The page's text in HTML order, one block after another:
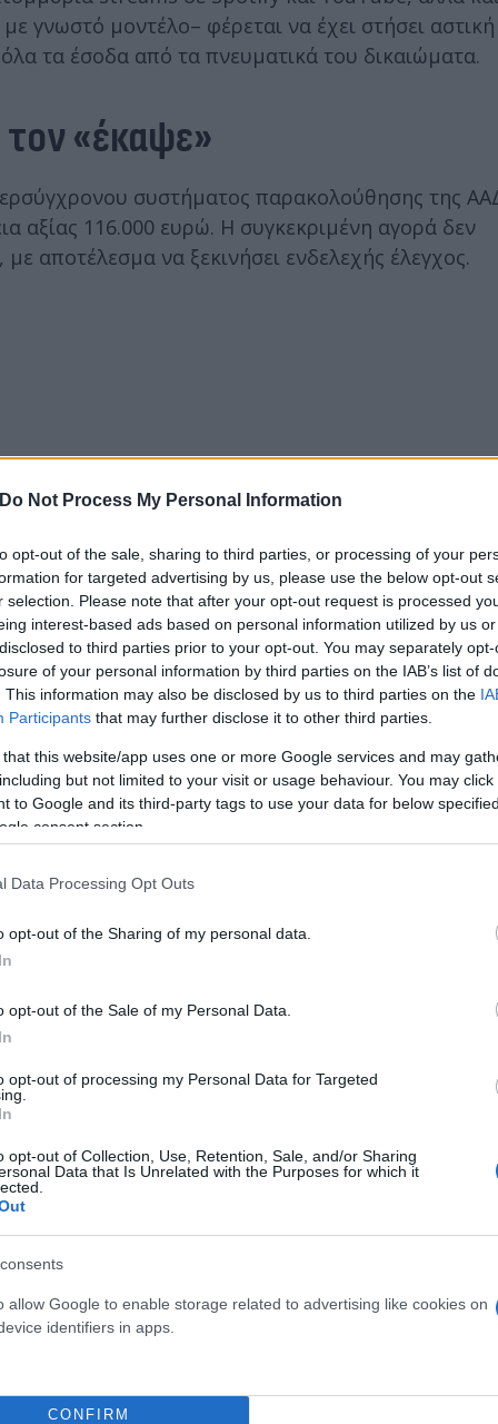
Do Not Process My Personal Information
opt-out of the sale, sharing to third parties, or processing of your
for targeted advertising by us, please use the below opt-out
selection. Please note that after your opt-out request is processed
interest-based ads based on personal information utilized by us
to third parties prior to your opt-out. You may separately
of your personal information by third parties on the IAB’s list of
This information may also be disclosed by us to third parties on the
Participants that may further disclose it to other third parties.
that this website/app uses one or more Google services and may
but not limited to your visit or usage behaviour. You may
to Google and its third-party tags to use your data for below
consent section.
Data Processing Opt Outs
opt-out of the Sharing of my personal data.
opt-out of the Sale of my Personal Data.
opt-out of processing my Personal Data for Targeted
opt-out of Collection, Use, Retention, Sale, and/or Sharing
Data that Is Unrelated with the Purposes for which it
allow Google to enable storage related to advertising like cookies on
identifiers in apps.
CONFIRM
γνωστό μοντέλο– φέρεται να έχει στήσει
τα έσοδα από τα πνευματικά του δικαιώματα.
«έκαψε»
συστήματος παρακολούθησης της
αξίας 116.000 ευρώ. Η συγκεκριμένη αγορά δεν
αποτέλεσμα να ξεκινήσει ενδελεχής έλεγχος.
ΑΜΚΕ (Αστική Μη Κερδοσκοπική Εταιρεία) με
του– περισσότερα από 1 εκατ. ευρώ,
προσωπικά έξοδα, από πολυτελή ταξίδια μέχρι
ελέγχων
που ξεπερνούν το μισό εκατομμύριο
εταιρεία όσο και η δισκογραφική που
πιθανές συνέργειες και με άλλους